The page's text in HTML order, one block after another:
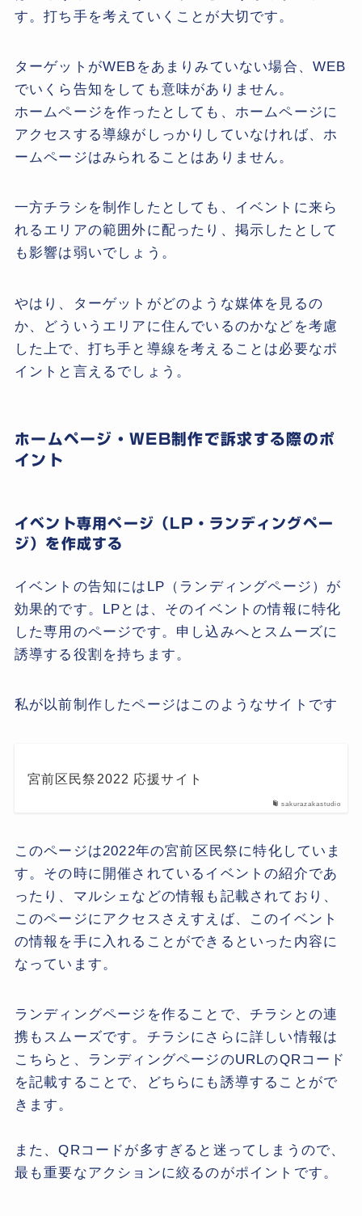
す。打ち手を考えていくことが大切です。
ターゲットがWEBをあまりみていない場合、WEB
でいくら告知をしても意味がありません。
ホームページを作ったとしても、ホームページに
アクセスする導線がしっかりしていなければ、ホ
ームページはみられることはありません。
一方チラシを制作したとしても、イベントに来ら
れるエリアの範囲外に配ったり、掲示したとして
も影響は弱いでしょう。
やはり、ターゲットがどのような媒体を見るの
か、どういうエリアに住んでいるのかなどを考慮
した上で、打ち手と導線を考えることは必要なポ
イントと言えるでしょう。
ホームページ・WEB制作で訴求する際のポ
イント
イベント専用ページ（LP・ランディングペー
ジ）を作成する
イベントの告知にはLP（ランディングページ）が
効果的です。LPとは、そのイベントの情報に特化
した専用のページです。申し込みへとスムーズに
誘導する役割を持ちます。
私が以前制作したページはこのようなサイトです
sakurazakastudio
宮前区民祭2022 応援サイト
このページは2022年の宮前区民祭に特化していま
す。その時に開催されているイベントの紹介であ
ったり、マルシェなどの情報も記載されており、
このページにアクセスさえすえば、このイベント
の情報を手に入れることができるといった内容に
なっています。
ランディングページを作ることで、チラシとの連
携もスムーズです。チラシにさらに詳しい情報は
こちらと、ランディングページのURLのQRコード
を記載することで、どちらにも誘導することがで
きます。
また、QRコードが多すぎると迷ってしまうので、
最も重要なアクションに絞るのがポイントです。